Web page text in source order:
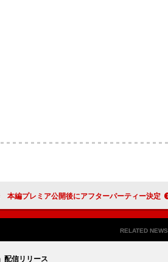
のがかり、「生きて、燦々」MVティザー解禁 本編プレミア公開後にアフターパーティー決定
RELATED NEWS
配信リリース